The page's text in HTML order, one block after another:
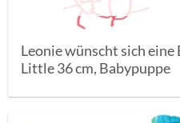
Leonie wünscht sich eine
Little 36 cm, Babypuppe